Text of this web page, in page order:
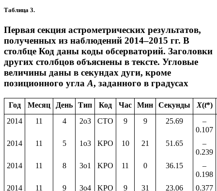
Таблица 3.
Первая секция астрометрических результатов,
полученных из наблюдений 2014–2015 гг. В
столбце Код даны коды обсерваторий. Заголовки
других столбцов объяснены в тексте. Угловые
величины даны в секундах дуги, кроме
позиционного угла A, заданного в градусах
Год Месяц День Тип Код Час Мин Секунды X(t*)
2014
11 4 2o3 CTO 9 9 25.69
–
0.107
2014
11 5 1o3 KPO 10 21 51.65
–
0.239
2014
11 8 3o1 KPO 11 0 36.15
–
0.198
2014
11 9 3o4 KPO 9 31 23.06 0.377